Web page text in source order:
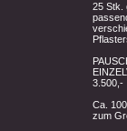
25 Stk.
3.500,-
Ca.
zum